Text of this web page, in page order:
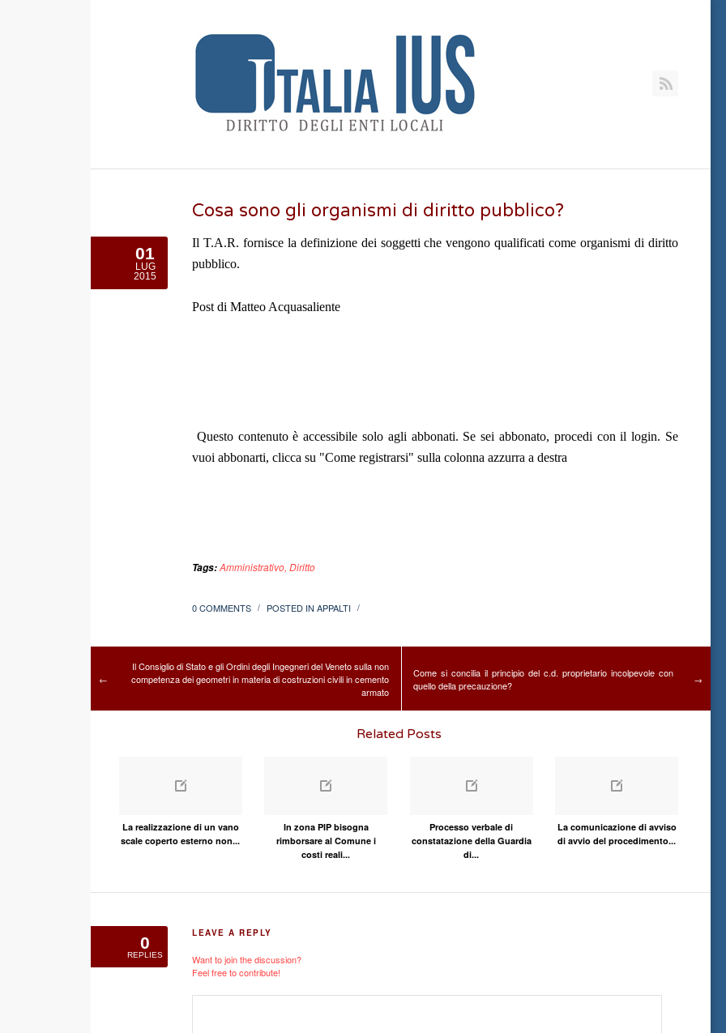
Cosa sono gli organismi di diritto pubblico?
01
LUG
2015
Il T.A.R. fornisce la definizione dei soggetti che vengono qualificati come organismi di diritto
pubblico.
Post di Matteo Acquasaliente
Questo contenuto è accessibile solo agli abbonati. Se sei abbonato, procedi con il login. Se
vuoi abbonarti, clicca su "Come registrarsi" sulla colonna azzurra a destra
Tags:Amministrativo, Diritto
0 COMMENTS / POSTED IN APPALTI /
←
Il Consiglio di Stato e gli Ordini degli Ingegneri del Veneto sulla non
competenza dei geometri in materia di costruzioni civili in cemento
armato
Come si concilia il principio del c.d. proprietario incolpevole con
quello della precauzione?
→
Related Posts
La realizzazione di un vano
scale coperto esterno non...
In zona PIP bisogna
rimborsare al Comune i
costi reali...
Processo verbale di
constatazione della Guardia
di...
La comunicazione di avviso
di avvio del procedimento...
0
REPLIES
LEAVE A REPLY
Want to join the discussion?
Feel free to contribute!